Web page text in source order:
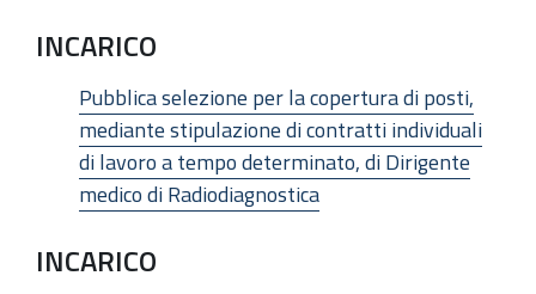
INCARICO
Pubblica selezione per la copertura di posti,
mediante stipulazione di contratti individuali
di lavoro a tempo determinato, di Dirigente
medico di Radiodiagnostica
INCARICO